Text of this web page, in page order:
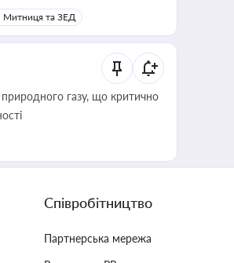
Митниця та ЗЕД
газу, що критично
Співробітництво
Партнерська мережа